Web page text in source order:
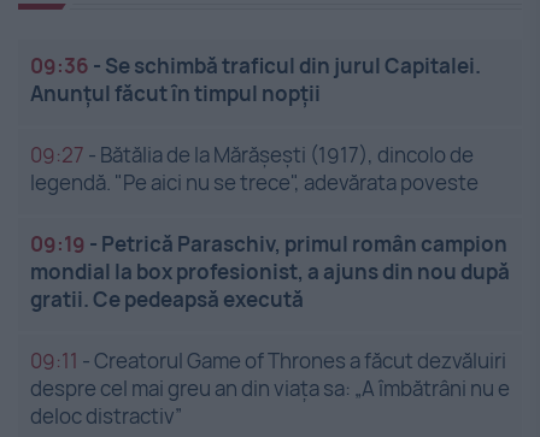
09:36 - Se schimbă traficul din jurul Capitalei.
Anunțul făcut în timpul nopții
09:27 - Bătălia de la Mărășești (1917), dincolo de
legendă. "Pe aici nu se trece", adevărata poveste
09:19 - Petrică Paraschiv, primul român campion
mondial la box profesionist, a ajuns din nou după
gratii. Ce pedeapsă execută
09:11 -Creatorul Game of Thrones a făcut dezvăluiri
despre cel mai greu an din viața sa: „A îmbătrâni nu e
deloc distractiv”